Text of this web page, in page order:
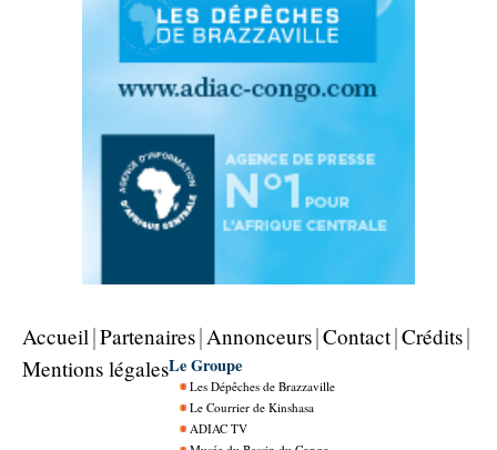
Accueil Partenaires Annonceurs Contact Crédits
Mentions légalesLe Groupe
Les Dépêches de Brazzaville
Le Courrier de Kinshasa
ADIAC TV